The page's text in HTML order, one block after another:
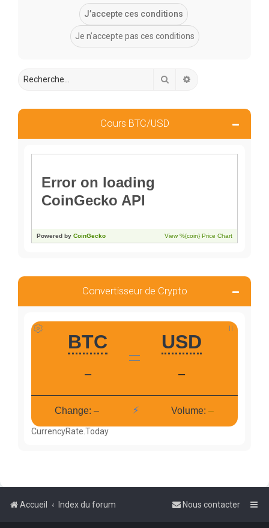
Rechercher
Cours BTC/USD
Convertisseur de Crypto
CurrencyRate.Today
Accueil Index du forum Nous contacter